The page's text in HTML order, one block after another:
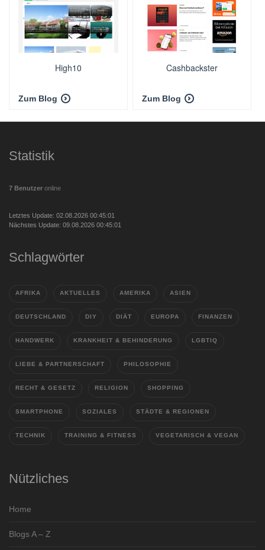
High10
Zum Blog
Cashbackster
Zum Blog
Statistik
7 Benutzer online
Letztes Update: 02.08.2026 00:45:01
Nächstes Update: 09.08.2026 00:45:01
Schlagwörter
AFRIKA AKTUELLES AMERIKA ASIEN
DEUTSCHLAND DIY DIÄT EUROPA FINANZEN
HANDWERK KRANKHEIT & BEHINDERUNG LGBTIQ
LIEBE & PARTNERSCHAFT PHILOSOPHIE
RECHT & GESETZ RELIGION SHOPPING
SMARTPHONE SOZIALES STÄDTE & REGIONEN
TECHNIK TRAINING & FITNESS VEGETARISCH & VEGAN
Nützliches
Home
Blogs A – Z